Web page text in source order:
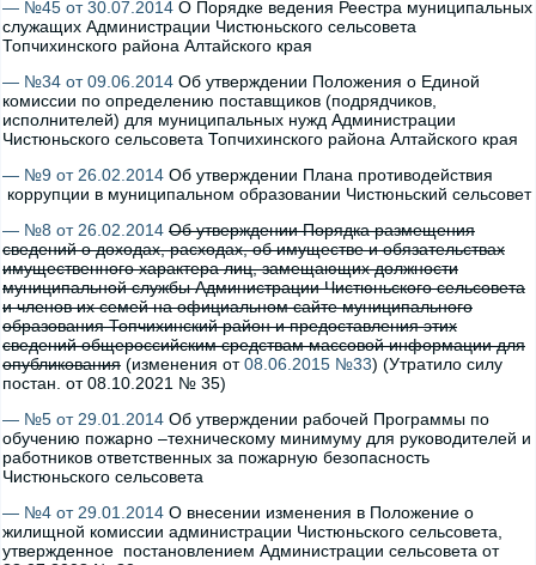
— №45 от 30.07.2014 О Порядке ведения Реестра муниципальных
служащих Администрации Чистюньского сельсовета
Топчихинского района Алтайского края
— №34 от 09.06.2014 Об утверждении Положения о Единой
комиссии по определению поставщиков (подрядчиков,
исполнителей) для муниципальных нужд Администрации
Чистюньского сельсовета Топчихинского района Алтайского края
— №9 от 26.02.2014 Об утверждении Плана противодействия
коррупции в муниципальном образовании Чистюньский сельсовет
— №8 от 26.02.2014 Об утверждении Порядка размещения
сведений о доходах, расходах, об имуществе и обязательствах
имущественного характера лиц, замещающих должности
муниципальной службы Администрации Чистюньского сельсовета
и членов их семей на официальном сайте муниципального
образования Топчихинский район и предоставления этих
сведений общероссийским средствам массовой информации для
опубликования (изменения от08.06.2015 №33) (Утратило силу
постан. от 08.10.2021 № 35)
— №5 от 29.01.2014 Об утверждении рабочей Программы по
обучению пожарно –техническому минимуму для руководителей и
работников ответственных за пожарную безопасность
Чистюньского сельсовета
— №4 от 29.01.2014 О внесении изменения в Положение о
жилищной комиссии администрации Чистюньского сельсовета,
утвержденное постановлением Администрации сельсовета от